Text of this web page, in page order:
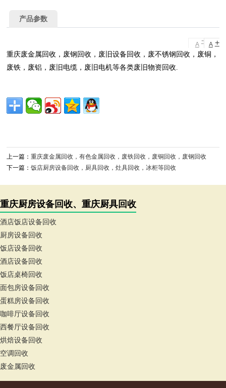
产品参数
A - A +
重庆废金属回收，废钢回收，废旧设备回收，废不锈钢回收，废铜，
废铁，废铝，废旧电缆，废旧电机等各类废旧物资回收.
上一篇：重庆废金属回收，有色金属回收，废铁回收，废铜回收，废钢回收
下一篇：饭店厨房设备回收，厨具回收，灶具回收，冰柜等回收
重庆厨房设备回收、重庆厨具回收
酒店饭店设备回收
厨房设备回收
饭店设备回收
酒店设备回收
饭店桌椅回收
面包房设备回收
蛋糕房设备回收
咖啡厅设备回收
西餐厅设备回收
烘焙设备回收
空调回收
废金属回收